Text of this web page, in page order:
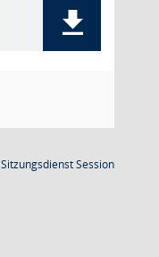
SitzungsdienstSession(Wird in